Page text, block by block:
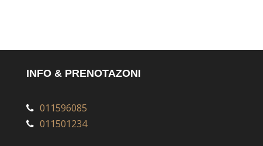
INFO & PRENOTAZONI
011596085
011501234